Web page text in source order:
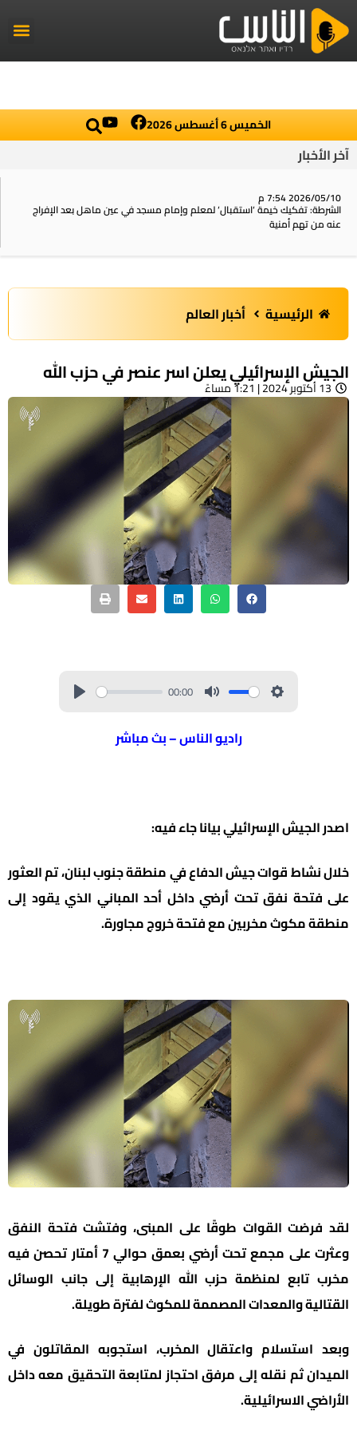
الخميس 6 أغسطس 2026
آخر الأخبار
2026/05/10 7:54 م
الشرطة: تفكيك خيمة ‘استقبال‘ لمعلم وإمام مسجد في عين ماهل بعد الإفراج
عنه من تهم أمنية
الرئيسية أخبار العالم
الجيش الإسرائيلي يعلن اسر عنصر في حزب الله
13 أكتوبر 2024 | 1:21 مساءً
00:00
راديو الناس – بث مباشر
اصدر الجيش الإسرائيلي بيانا جاء فيه:
خلال نشاط قوات جيش الدفاع في منطقة جنوب لبنان، تم العثور
على فتحة نفق تحت أرضي داخل أحد المباني الذي يقود إلى
منطقة مكوث مخربين مع فتحة خروج مجاورة.
لقد فرضت القوات طوقًا على المبنى، وفتشت فتحة النفق
وعثرت على مجمع تحت أرضي بعمق حوالي 7 أمتار تحصن فيه
مخرب تابع لمنظمة حزب الله الإرهابية إلى جانب الوسائل
القتالية والمعدات المصممة للمكوث لفترة طويلة.
وبعد استسلام واعتقال المخرب، استجوبه المقاتلون في
الميدان ثم نقله إلى مرفق احتجاز لمتابعة التحقيق معه داخل
الأراضي الاسرائيلية.